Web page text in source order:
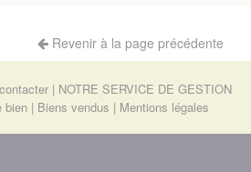
Revenir à la page précédente
NOTRE SERVICE DE GESTION
bien Biens vendus Mentions légales